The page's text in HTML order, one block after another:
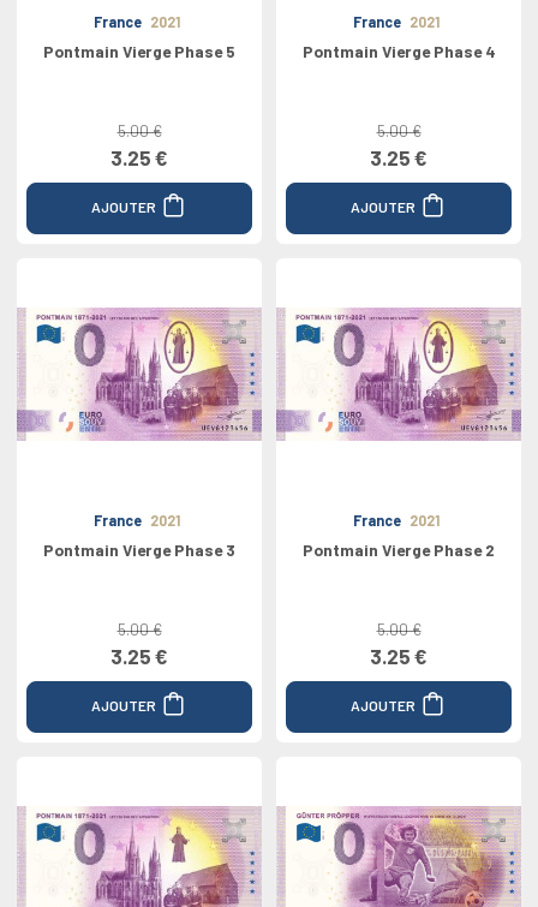
France 2021
Pontmain Vierge Phase 5
5.00 €
3.25 €
AJOUTER
France 2021
Pontmain Vierge Phase 4
5.00 €
3.25 €
AJOUTER
France 2021
Pontmain Vierge Phase 3
5.00 €
3.25 €
AJOUTER
France 2021
Pontmain Vierge Phase 2
5.00 €
3.25 €
AJOUTER